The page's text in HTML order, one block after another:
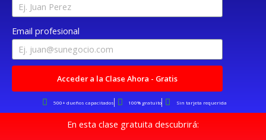
Email profesional
Acceder a la Clase Ahora - Gratis
500+ dueños capacitados 100% gratuito Sin tarjeta requerida
En esta clase gratuita descubrirá: